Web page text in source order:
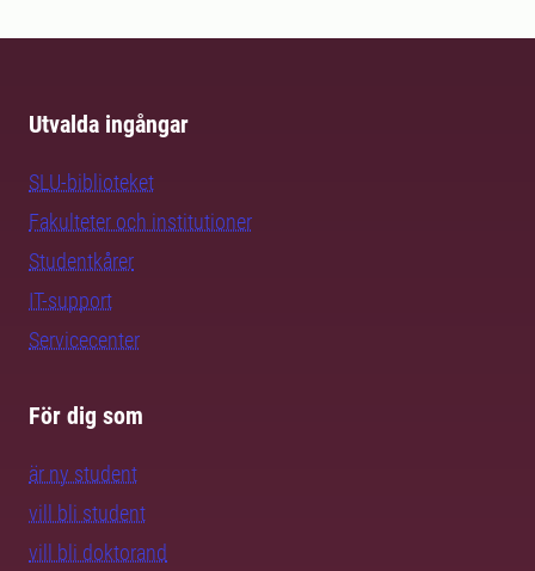
Utvalda ingångar
SLU-biblioteket
Fakulteter och institutioner
Studentkårer
IT-support
Servicecenter
För dig som
är ny student
vill bli student
vill bli doktorand